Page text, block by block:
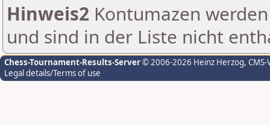
Hinweis2 Kontumazen
und sind in der Liste nicht
Chess-Tournament-Results-Server© 2006-2026 Heinz Herzog,
Legal details/Terms of use